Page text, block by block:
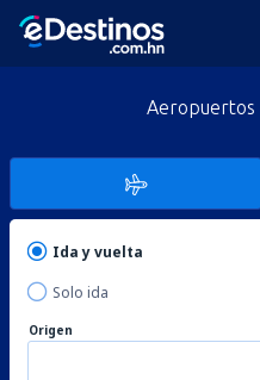
Aeropuertos
Ida y vuelta
Solo ida
Origen